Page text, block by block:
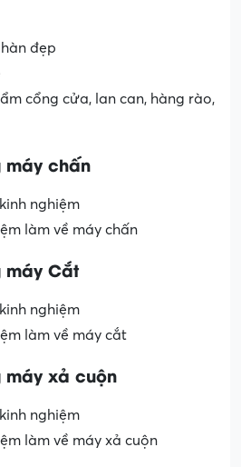
đẹp
cổng cửa, lan can, hàng rào,
máy chấn
nghiệm
làm về máy chấn
máy Cắt
nghiệm
làm về máy cắt
máy xả cuộn
nghiệm
làm về máy xả cuộn